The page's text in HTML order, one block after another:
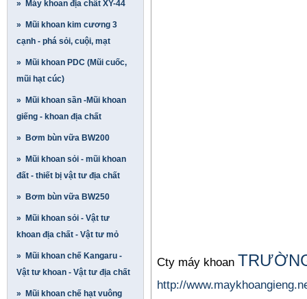
» Máy khoan địa chất XY-44
» Mũi khoan kim cương 3
cạnh - phá sỏi, cuội, mạt
» Mũi khoan PDC (Mũi cuốc,
mũi hạt cúc)
» Mũi khoan sần -Mũi khoan
giếng - khoan địa chất
» Bơm bùn vữa BW200
» Mũi khoan sỏi - mũi khoan
đất - thiết bị vật tư địa chất
» Bơm bùn vữa BW250
» Mũi khoan sỏi - Vật tư
khoan địa chất - Vật tư mỏ
» Mũi khoan chế Kangaru -
Vật tư khoan - Vật tư địa chất
» Mũi khoan chế hạt vuông
Cty máy khoan
http://